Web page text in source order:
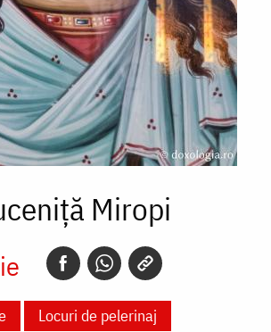
Miropi
Locuri de pelerinaj